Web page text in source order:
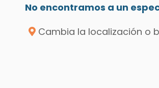
No encontramos a un
Cambia la localización o